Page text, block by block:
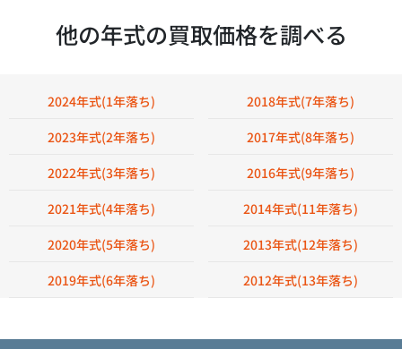
他の年式の買取価格を調べる
2024年式(1年落ち)
2023年式(2年落ち)
2022年式(3年落ち)
2021年式(4年落ち)
2020年式(5年落ち)
2019年式(6年落ち)
2018年式(7年落ち)
2017年式(8年落ち)
2016年式(9年落ち)
2014年式(11年落ち)
2013年式(12年落ち)
2012年式(13年落ち)